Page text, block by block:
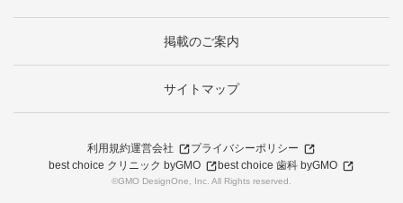
掲載のご案内
サイトマップ
利用規約運営会社
プライバシーポリシー
best choice クリニック byGMO
best choice 歯科 byGMO
©GMO DesignOne, Inc. All Rights reserved.